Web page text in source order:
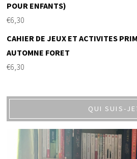
POUR ENFANTS)
€6,30
CAHIER DE JEUX ET ACTIVITES
AUTOMNE FORET
€6,30
QUI SUIS-